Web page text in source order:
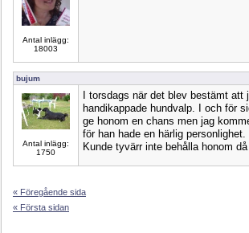
Antal inlägg:
18003
bujum
Antal inlägg:
1750
I torsdags när det blev bestämt
handikappade hundvalp. I och för
ge honom en chans men jag
för han hade en härlig personlighet.
Kunde tyvärr inte behålla honom
« Föregående sida
« Första sidan